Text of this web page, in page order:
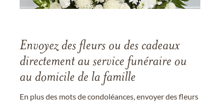
Envoyez des fleurs ou des cadeaux
directement au service funéraire ou
au domicile de la famille
En plus des mots de condoléances, envoyer des fleurs